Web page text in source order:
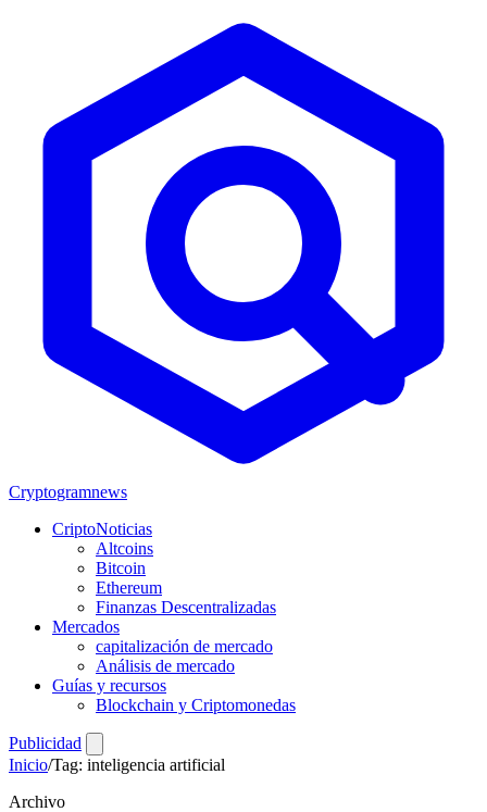
Cryptogramnews
CriptoNoticias
Altcoins
Bitcoin
Ethereum
Finanzas Descentralizadas
Mercados
capitalización de mercado
Análisis de mercado
Guías y recursos
Blockchain y Criptomonedas
Publicidad
Inicio/Tag: inteligencia artificial
Archivo